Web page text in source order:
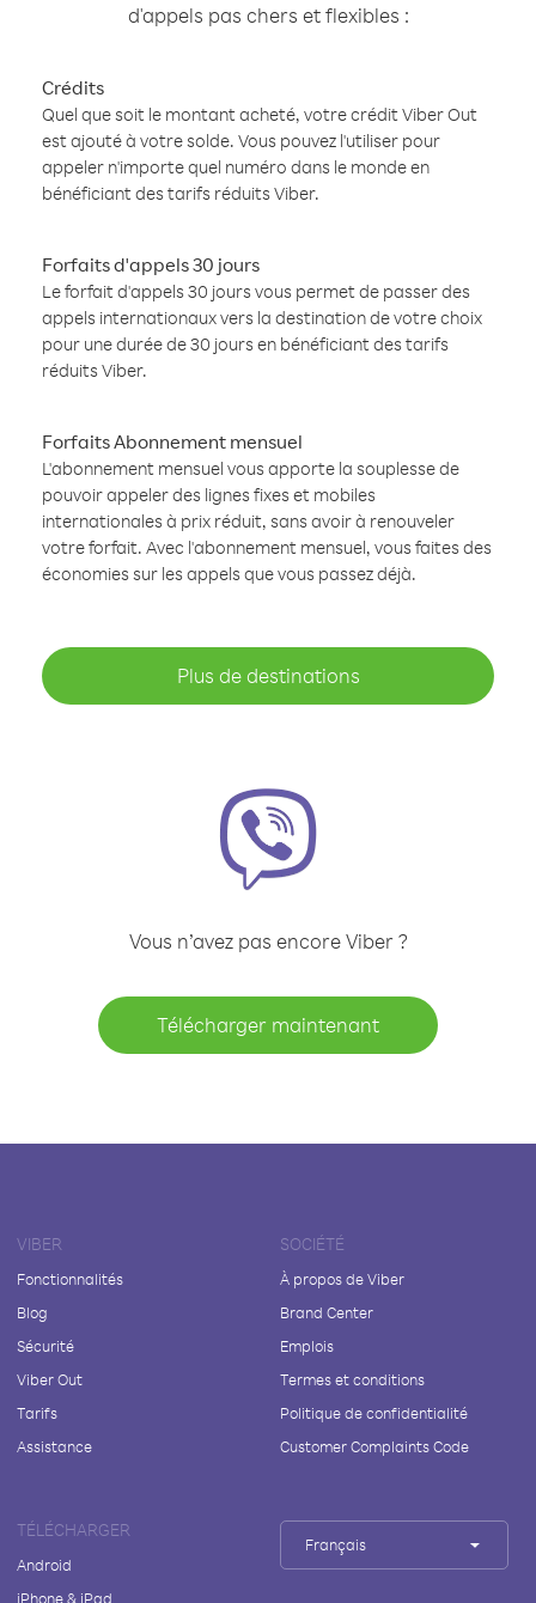
d'appels pas chers et flexibles :
Crédits
Quel que soit le montant acheté, votre crédit Viber Out
est ajouté à votre solde. Vous pouvez l'utiliser pour
appeler n'importe quel numéro dans le monde en
bénéficiant des tarifs réduits Viber.
Forfaits d'appels 30 jours
Le forfait d'appels 30 jours vous permet de passer des
appels internationaux vers la destination de votre choix
pour une durée de 30 jours en bénéficiant des tarifs
réduits Viber.
Forfaits Abonnement mensuel
L'abonnement mensuel vous apporte la souplesse de
pouvoir appeler des lignes fixes et mobiles
internationales à prix réduit, sans avoir à renouveler
votre forfait. Avec l'abonnement mensuel, vous faites des
économies sur les appels que vous passez déjà.
Plus de destinations
Vous n’avez pas encore Viber ?
Télécharger maintenant
VIBER
Fonctionnalités
Blog
Sécurité
Viber Out
Tarifs
Assistance
SOCIÉTÉ
À propos de Viber
Brand Center
Emplois
Termes et conditions
Politique de confidentialité
Customer Complaints Code
TÉLÉCHARGER
Android
iPhone & iPad
Français